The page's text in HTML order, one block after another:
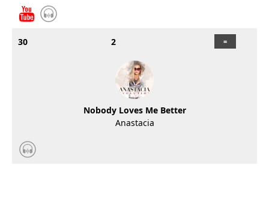
30 2
Nobody Loves Me Better
Anastacia